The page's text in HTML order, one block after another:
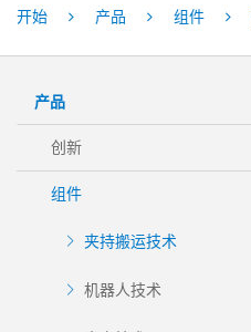
开始 产品 组件
产品
创新
组件
夹持搬运技术
机器人技术